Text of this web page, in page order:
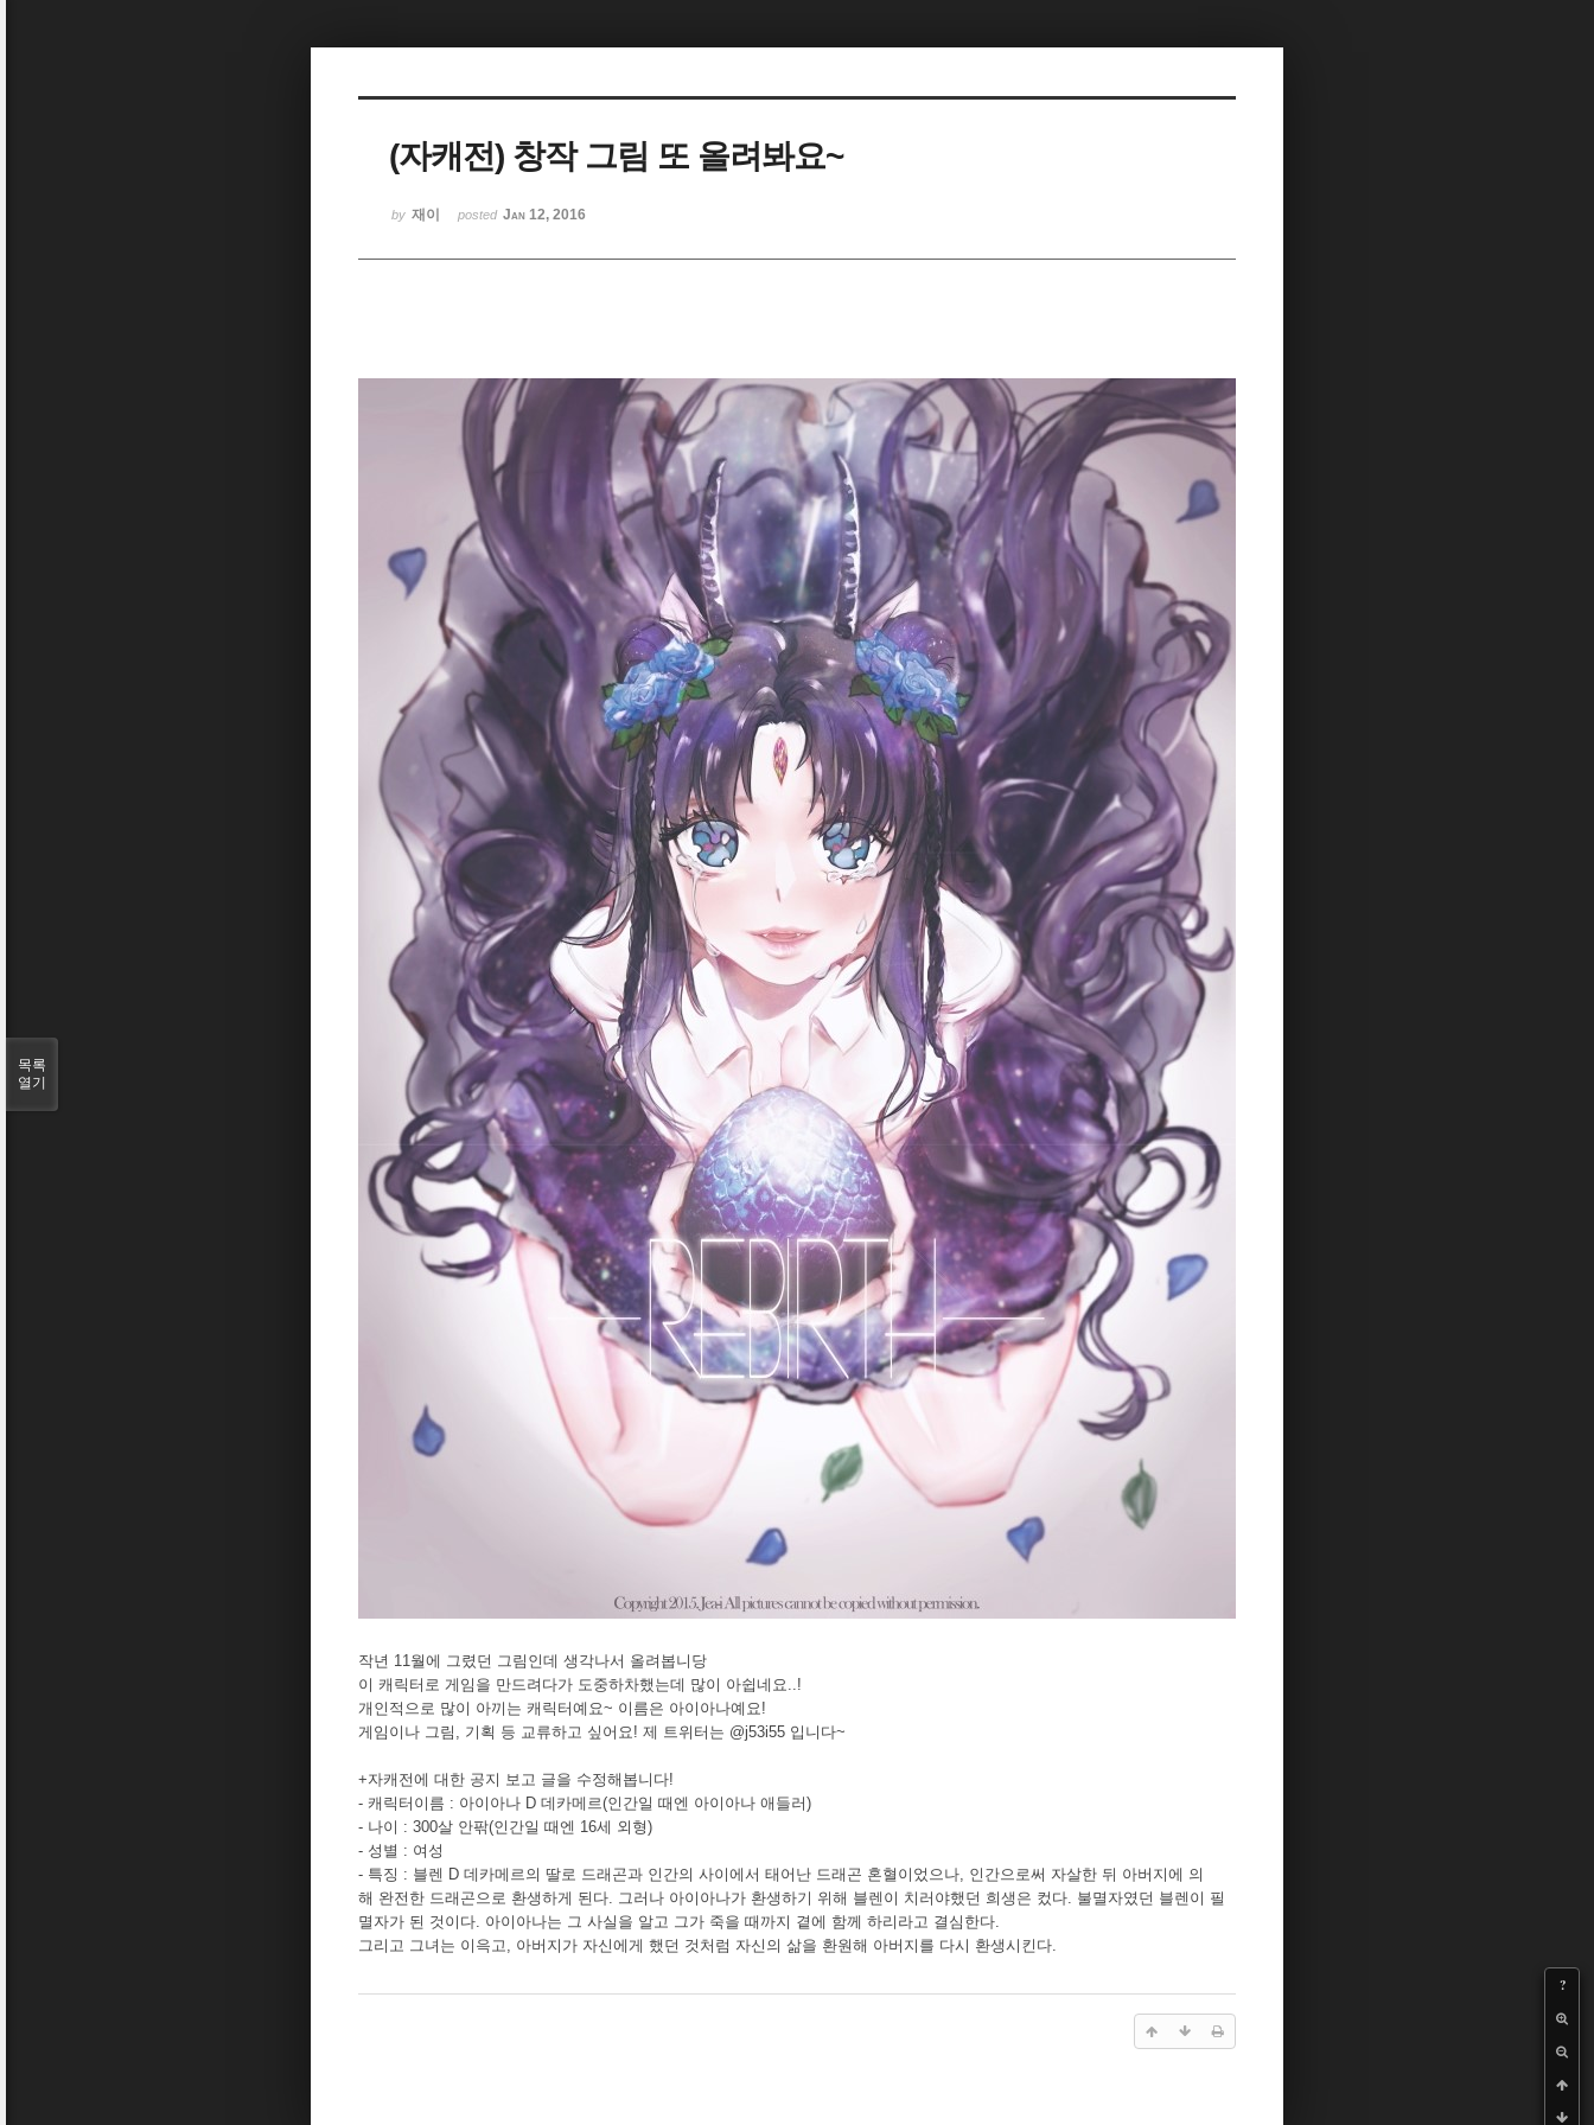
(자캐전) 창작 그림 또 올려봐요~
by 재이 posted Jan 12, 2016
?
작년 11월에 그렸던 그림인데 생각나서 올려봅니당
이 캐릭터로 게임을 만드려다가 도중하차했는데 많이 아쉽네요..!
개인적으로 많이 아끼는 캐릭터예요~ 이름은 아이아나예요!
게임이나 그림, 기획 등 교류하고 싶어요! 제 트위터는 @j53i55 입니다~
+자캐전에 대한 공지 보고 글을 수정해봅니다!
- 캐릭터이름 : 아이아나 D 데카메르(인간일 때엔 아이아나 애들러)
- 나이 : 300살 안팎(인간일 때엔 16세 외형)
- 성별 : 여성
- 특징 : 블렌 D 데카메르의 딸로 드래곤과 인간의 사이에서 태어난 드래곤 혼혈이었으나, 인간으로써 자살한 뒤 아버지에 의
해 완전한 드래곤으로 환생하게 된다. 그러나 아이아나가 환생하기 위해 블렌이 치러야했던 희생은 컸다. 불멸자였던 블렌이 필
멸자가 된 것이다. 아이아나는 그 사실을 알고 그가 죽을 때까지 곁에 함께 하리라고 결심한다.
그리고 그녀는 이윽고, 아버지가 자신에게 했던 것처럼 자신의 삶을 환원해 아버지를 다시 환생시킨다.
목록
열기
Sketchbook5, 스케치북5
Sketchbook5, 스케치북5